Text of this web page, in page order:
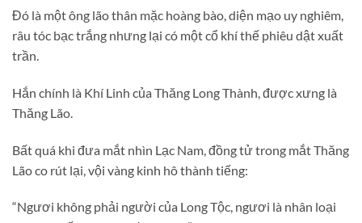
Đó là một ông lão thân mặc hoàng bào, diện mạo uy nghiêm,
râu tóc bạc trắng nhưng lại có một cổ khí thế phiêu dật xuất
trần.
Hắn chính là Khí Linh của Thăng Long Thành, được xưng là
Thăng Lão.
Bất quá khi đưa mắt nhìn Lạc Nam, đồng tử trong mắt Thăng
Lão co rút lại, vội vàng kinh hô thành tiếng:
“Ngươi không phải người của Long Tộc, ngươi là nhân loại